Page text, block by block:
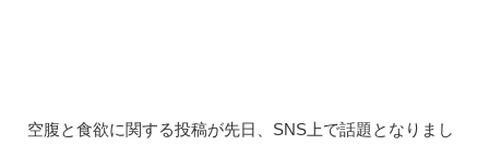
空腹と食欲に関する投稿が先日、SNS上で話題となりまし